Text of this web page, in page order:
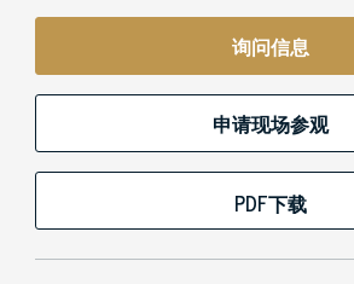
询问信息
申请现场参观
PDF下载